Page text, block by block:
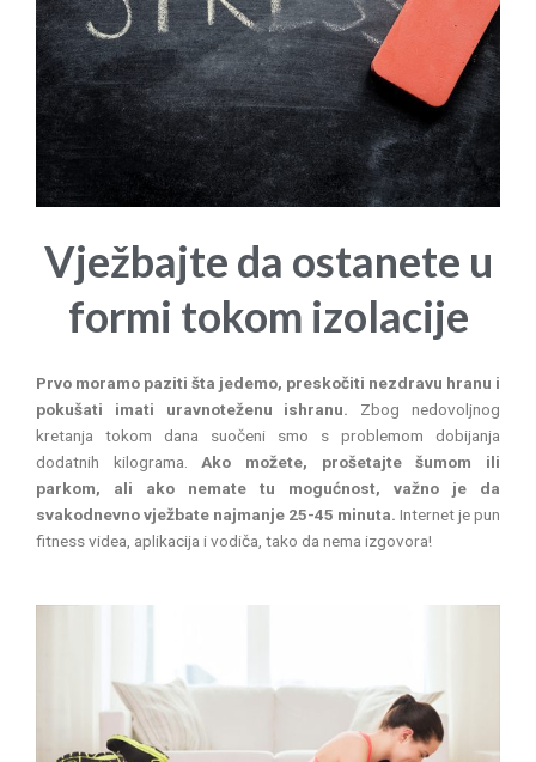
Vježbajte da ostanete u
formi tokom izolacije
Prvo moramo paziti šta jedemo, preskočiti nezdravu hranu i
pokušati imati uravnoteženu ishranu. Zbog nedovoljnog
kretanja tokom dana suočeni smo s problemom dobijanja
dodatnih kilograma. Ako možete, prošetajte šumom ili
parkom, ali ako nemate tu mogućnost, važno je da
svakodnevno vježbate najmanje 25-45 minuta. Internet je pun
fitness videa, aplikacija i vodiča, tako da nema izgovora!